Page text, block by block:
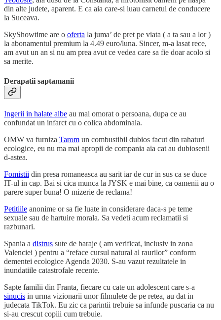
din alte judete, aparent. E ca aia care-si luau carnetul de conducere
la Suceava.
SkyShowtime are o oferta la juma’ de pret pe viata ( a ta sau a lor )
la abonamentul premium la 4.49 euro/luna. Sincer, m-a lasat rece,
am avut un an si nu am prea avut ce vedea care sa fie doar acolo si
sa merite.
Derapatii saptamanii
Ingerii in halate albe au mai omorat o persoana, dupa ce au
confundat un infarct cu o colica abdominala.
OMW va furniza Tarom un combustibil dubios facut din rahaturi
ecologice, eu nu ma mai apropii de compania aia cat au dubiosenii
d-astea.
Fomistii din presa romaneasca au sarit iar de cur in sus ca se duce
IT-ul in cap. Bai si cica munca la JYSK e mai bine, ca oamenii au o
parere super buna! O mizerie de reclama!
Petitiile anonime or sa fie luate in considerare daca-s pe teme
sexuale sau de hartuire morala. Sa vedeti acum reclamatii si
razbunari.
Spania a distrus sute de baraje ( am verificat, inclusiv in zona
Valenciei ) pentru a “reface cursul natural al raurilor” conform
dementei ecologice Agenda 2030. S-au vazut rezultatele in
inundatiile catastrofale recente.
Sapte familii din Franta, fiecare cu cate un adolescent care s-a
sinucis in urma vizionarii unor filmulete de pe retea, au dat in
judecata TikTok. Eu zic ca parintii trebuie sa infunde puscaria ca nu
si-au crescut copiii cum trebuie.